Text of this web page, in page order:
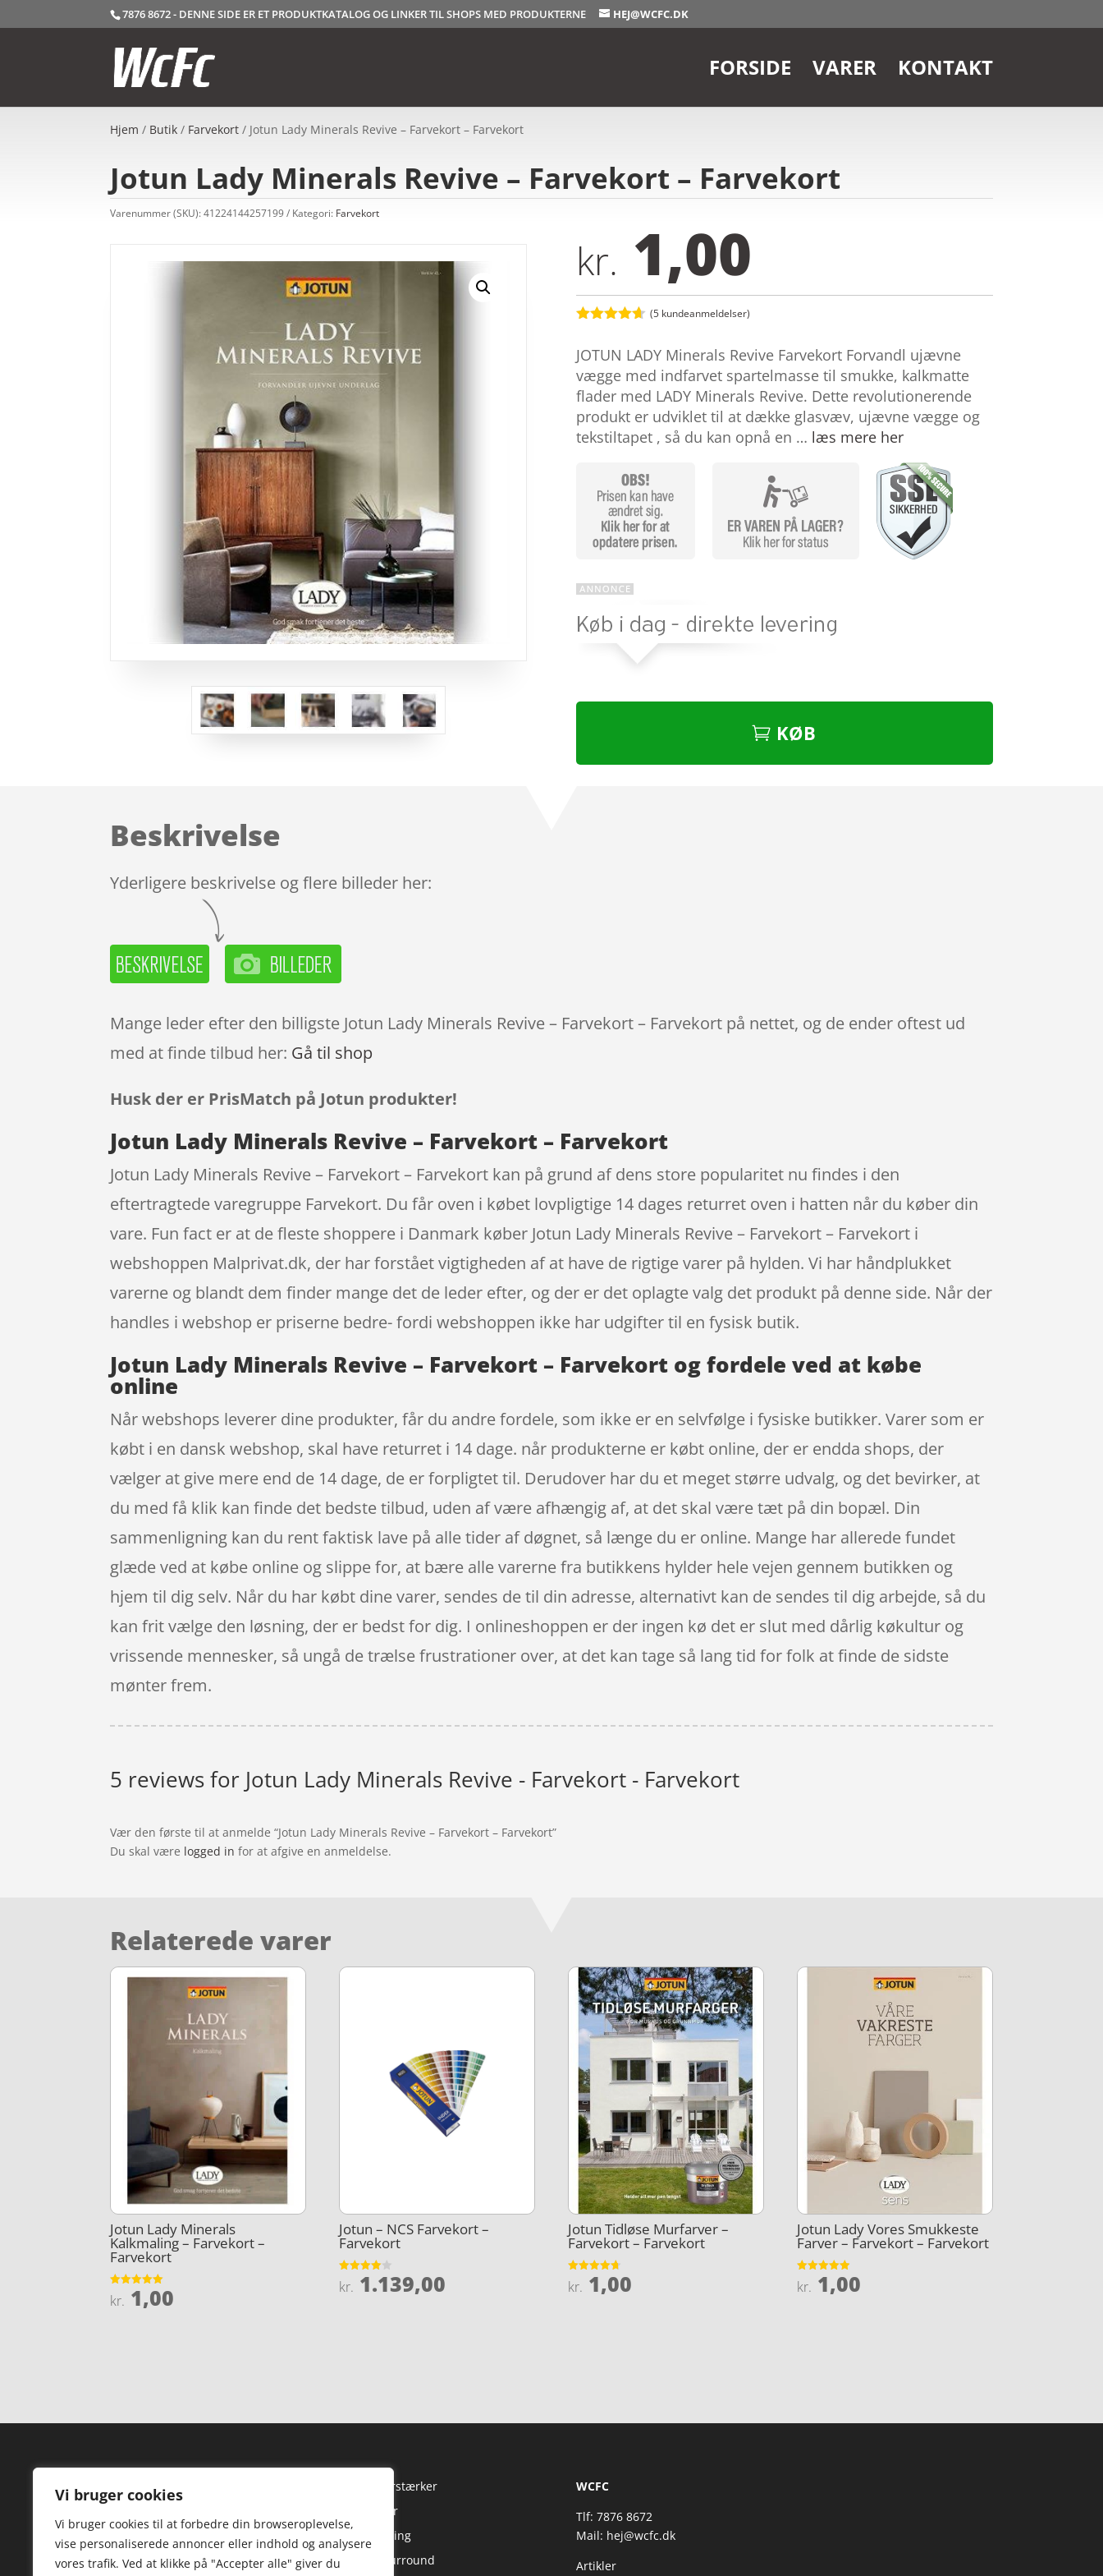
Vi bruger cookies
Vi bruger cookies til at forbedre din browseroplevelse,
vise personaliserede annoncer eller indhold og analysere
vores trafik. Ved at klikke på "Accepter alle" giver du
7876 8672 - DENNE SIDE ER ET PRODUKTKATALOG OG LINKER TIL SHOPS MED PRODUKTERNE HEJ@WCFC.DK
FORSIDE VARER KONTAKT
Hjem / Butik / Farvekort / Jotun Lady Minerals Revive – Farvekort – Farvekort
Jotun Lady Minerals Revive – Farvekort – Farvekort
Varenummer (SKU):41224144257199 Kategori: Farvekort
kr. 1,00
ud af 5
baseret på
kundebedø
mmelser
(5kundeanmeldelser)
JOTUN LADY Minerals Revive Farvekort Forvandl ujævne
vægge med indfarvet spartelmasse til smukke, kalkmatte
flader med LADY Minerals Revive. Dette revolutionerende
produkt er udviklet til at dække glasvæv, ujævne vægge og
tekstiltapet , så du kan opnå en … læs mere her
KØB
Beskrivelse
Yderligere beskrivelse og flere billeder her:
Mange leder efter den billigste Jotun Lady Minerals Revive – Farvekort – Farvekort på nettet, og de ender oftest ud
med at finde tilbud her: Gå til shop
Husk der er PrisMatch på Jotun produkter!
Jotun Lady Minerals Revive – Farvekort – Farvekort
Jotun Lady Minerals Revive – Farvekort – Farvekort kan på grund af dens store popularitet nu findes i den
eftertragtede varegruppe Farvekort. Du får oven i købet lovpligtige 14 dages returret oven i hatten når du køber din
vare. Fun fact er at de fleste shoppere i Danmark køber Jotun Lady Minerals Revive – Farvekort – Farvekort i
webshoppen Malprivat.dk, der har forstået vigtigheden af at have de rigtige varer på hylden. Vi har håndplukket
varerne og blandt dem finder mange det de leder efter, og der er det oplagte valg det produkt på denne side. Når der
handles i webshop er priserne bedre- fordi webshoppen ikke har udgifter til en fysisk butik.
Jotun Lady Minerals Revive – Farvekort – Farvekort og fordele ved at købe
online
Når webshops leverer dine produkter, får du andre fordele, som ikke er en selvfølge i fysiske butikker. Varer som er
købt i en dansk webshop, skal have returret i 14 dage. når produkterne er købt online, der er endda shops, der
vælger at give mere end de 14 dage, de er forpligtet til. Derudover har du et meget større udvalg, og det bevirker, at
du med få klik kan finde det bedste tilbud, uden af være afhængig af, at det skal være tæt på din bopæl. Din
sammenligning kan du rent faktisk lave på alle tider af døgnet, så længe du er online. Mange har allerede fundet
glæde ved at købe online og slippe for, at bære alle varerne fra butikkens hylder hele vejen gennem butikken og
hjem til dig selv. Når du har købt dine varer, sendes de til din adresse, alternativt kan de sendes til dig arbejde, så du
kan frit vælge den løsning, der er bedst for dig. I onlineshoppen er der ingen kø det er slut med dårlig køkultur og
vrissende mennesker, så ungå de trælse frustrationer over, at det kan tage så lang tid for folk at finde de sidste
mønter frem.
5 reviews for Jotun Lady Minerals Revive - Farvekort - Farvekort
Vær den første til at anmelde “Jotun Lady Minerals Revive – Farvekort – Farvekort”
Du skal være logged in for at afgive en anmeldelse.
Relaterede varer
Jotun Lady Minerals
Kalkmaling – Farvekort –
Farvekort
Vurderet
5
kr. 1,00
Jotun – NCS Farvekort –
Farvekort
Vurderet
4
kr. 1.139,00
Jotun Tidløse Murfarver –
Farvekort – Farvekort
Vurderet
4.7
kr. 1,00
Jotun Lady Vores Smukkeste
Farver – Farvekort – Farvekort
Vurderet
4.9
kr. 1,00
Forside
Kontakt
HiFi Forstærker
Højtaler
Streaming
TV & Surround
WCFC
Tlf: 7876 8672
Mail: hej@wcfc.dk
Artikler